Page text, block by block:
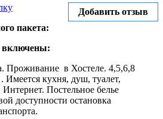
Добавить отзыв
пакета:
включены:
Проживание в Хостеле. 4,5,6,8
Имеется кухня, душ, туалет,
Интернет. Постельное белье
доступности остановка